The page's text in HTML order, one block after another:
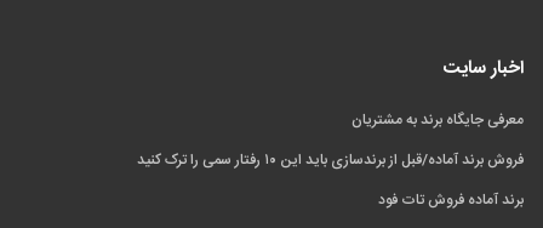
اخبار سایت
معرفی جایگاه برند به مشتریان
فروش برند آماده/قبل از برندسازی باید این ۱۰ رفتار سمی را ترک کنید
برند آماده فروش تات فود